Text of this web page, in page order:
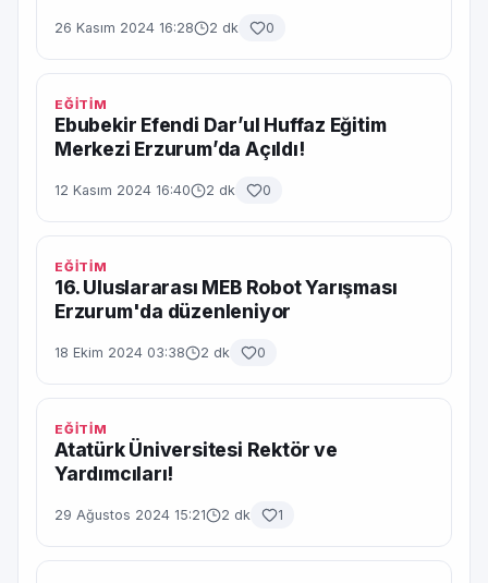
26 Kasım 2024 16:28 2 dk 0
EĞİTİM
Ebubekir Efendi Dar’ul Huffaz Eğitim
Merkezi Erzurum’da Açıldı!
12 Kasım 2024 16:40 2 dk 0
EĞİTİM
16. Uluslararası MEB Robot Yarışması
Erzurum'da düzenleniyor
18 Ekim 2024 03:38 2 dk 0
EĞİTİM
Atatürk Üniversitesi Rektör ve
Yardımcıları!
29 Ağustos 2024 15:21 2 dk 1